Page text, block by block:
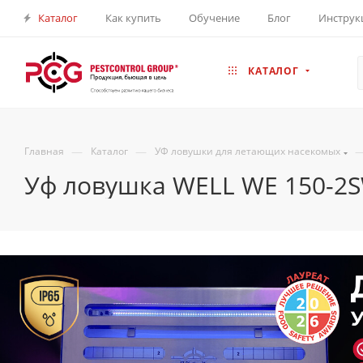
Каталог Как купить Обучение Блог
КАТАЛОГ
Главная — Каталог — УФ ловушки для летающих насекомых
Уф ловушка WELL WE 150-